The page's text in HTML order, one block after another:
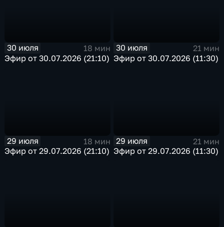
30 июля
18 мин
Эфир от 30.07.2026 (21:10)
30 июля
21 мин
Эфир от 30.07.2026 (11:30)
29 июля
18 мин
Эфир от 29.07.2026 (21:10)
29 июля
21 мин
Эфир от 29.07.2026 (11:30)